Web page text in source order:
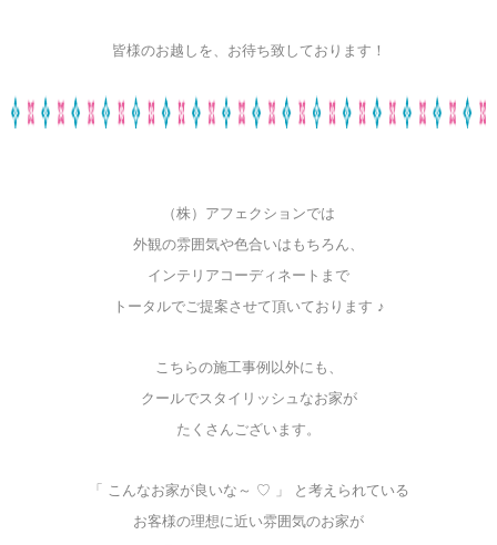
皆様のお越しを、お待ち致しております！
（株）アフェクションでは
外観の雰囲気や色合いはもちろん、
インテリアコーディネートまで
トータルでご提案させて頂いております ♪
こちらの施工事例以外にも、
クールでスタイリッシュなお家が
たくさんございます。
「 こんなお家が良いな～ ♡ 」 と考えられている
お客様の理想に近い雰囲気のお家が